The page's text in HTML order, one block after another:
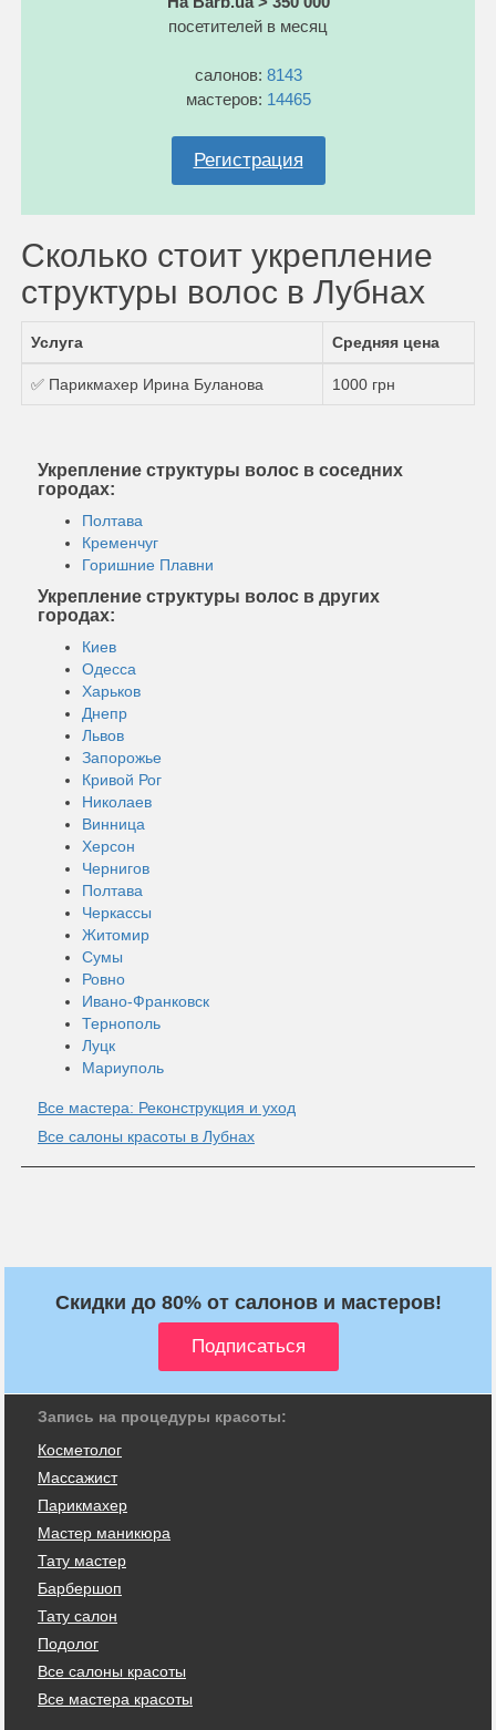
посетителей в месяц
салонов: 8143
мастеров: 14465
Регистрация
Сколько стоит укрепление
структуры волос в Лубнах
Услуга Средняя цена
✅ Парикмахер Ирина Буланова 1000 грн
Укрепление структуры волос в соседних
городах:
Полтава
Кременчуг
Горишние Плавни
Укрепление структуры волос в других
городах:
Киев
Одесса
Харьков
Днепр
Львов
Запорожье
Кривой Рог
Николаев
Винница
Херсон
Чернигов
Полтава
Черкассы
Житомир
Сумы
Ровно
Ивано-Франковск
Тернополь
Луцк
Мариуполь
Все мастера: Реконструкция и уход
Все салоны красоты в Лубнах
Скидки до 80% от салонов и мастеров!
Запись на процедуры красоты:
Косметолог
Массажист
Парикмахер
Мастер маникюра
Тату мастер
Барбершоп
Тату салон
Подолог
Все салоны красоты
Все мастера красоты